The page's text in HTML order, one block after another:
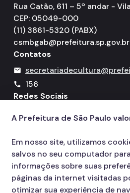
Rua Catão, 611 – 5º andar -
CEP: 05049-000
(11) 3861-5320 (PABX)
csmbgab@prefeitura.sp.gov.br
Contatos
mail
call
156
Redes Sociais
Icone do YouTube
Icone do X
Icone do Instagram
Icone do Facebook
Icone do Flickr
A Prefeitura de São Paulo
Em nosso site, utilizamos
salvos no seu computador
informações sobre suas
páginas da internet visitadas
otimizar sua experiência de